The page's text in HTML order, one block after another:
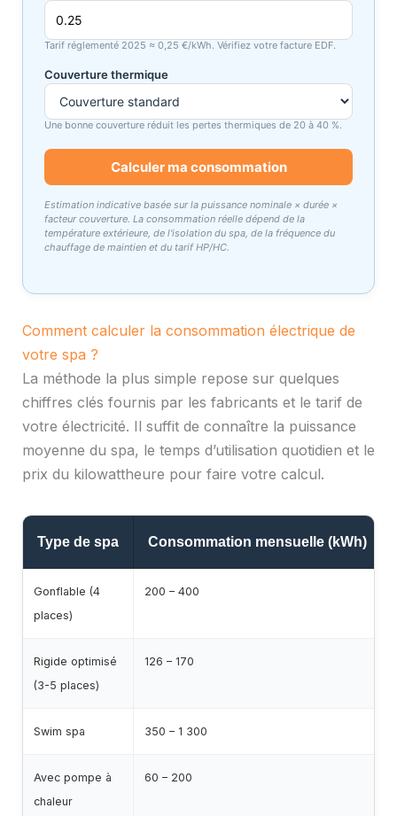
Tarif réglementé 2025 ≈ 0,25 €/kWh. Vérifiez votre facture EDF.
Couverture thermique
Une bonne couverture réduit les pertes thermiques de 20 à 40 %.
Calculer ma consommation
Estimation indicative basée sur la puissance nominale × durée ×
facteur couverture. La consommation réelle dépend de la
température extérieure, de l'isolation du spa, de la fréquence du
chauffage de maintien et du tarif HP/HC.
Comment calculer la consommation électrique de
votre spa ?
La méthode la plus simple repose sur quelques
chiffres clés fournis par les fabricants et le tarif de
votre électricité. Il suffit de connaître la puissance
moyenne du spa, le temps d’utilisation quotidien et le
prix du kilowattheure pour faire votre calcul.
Type de spa Consommation mensuelle (kWh)
Gonflable (4
places)
200 – 400
Rigide optimisé
(3-5 places)
126 – 170
Swim spa 350 – 1 300
Avec pompe à
chaleur
60 – 200